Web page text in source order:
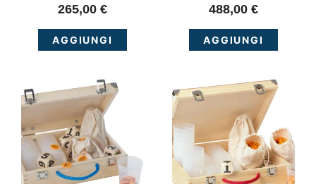
265,00 €
AGGIUNGI
488,00 €
AGGIUNGI